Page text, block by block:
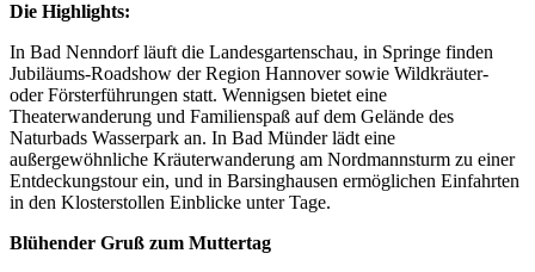
Die Highlights:
In Bad Nenndorf läuft die Landesgartenschau, in Springe finden
Jubiläums-Roadshow der Region Hannover sowie Wildkräuter-
oder Försterführungen statt. Wennigsen bietet eine
Theaterwanderung und Familienspaß auf dem Gelände des
Naturbads Wasserpark an. In Bad Münder lädt eine
außergewöhnliche Kräuterwanderung am Nordmannsturm zu einer
Entdeckungstour ein, und in Barsinghausen ermöglichen Einfahrten
in den Klosterstollen Einblicke unter Tage.
Blühender Gruß zum Muttertag